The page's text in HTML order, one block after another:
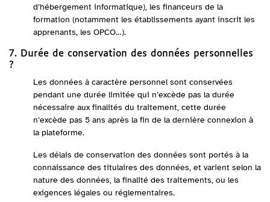
d’hébergement informatique), les financeurs de la
formation (notamment les établissements ayant inscrit les
apprenants, les OPCO…).
7. Durée de conservation des données personnelles
?
Les données à caractère personnel sont conservées
pendant une durée limitée qui n’excède pas la durée
nécessaire aux finalités du traitement, cette durée
n’excède pas 5 ans après la fin de la dernière connexion à
la plateforme.
Les délais de conservation des données sont portés à la
connaissance des titulaires des données, et varient selon la
nature des données, la finalité des traitements, ou les
exigences légales ou réglementaires.